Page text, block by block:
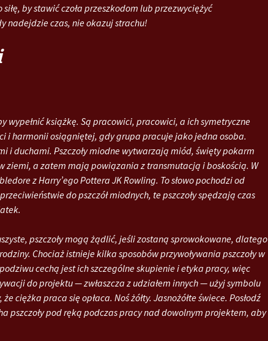
by stawić czoła przeszkodom lub przezwyciężyć
nadejdzie czas, nie okazuj strachu!
wypełnić książkę. Są pracowici, pracowici, a ich symetryczne
i harmonii osiągniętej, gdy grupa pracuje jako jedna osoba.
i duchami. Pszczoły miodne wytwarzają miód, święty pokarm
ziemi, a zatem mają powiązania z transmutacją i boskością. W
z Harry’ego Pottera JK Rowling. To słowo pochodzi od
do pszczół miodnych, te pszczoły spędzają czas
pszczoły mogą żądlić, jeśli zostaną sprowokowane, dlatego
Chociaż istnieje kilka sposobów przywoływania pszczoły w
cechą jest ich szczególne skupienie i etyka pracy, więc
do projektu — zwłaszcza z udziałem innych — użyj symbolu
ciężka praca się opłaca. Noś żółty. Jasnożółte świece. Posłodź
pszczoły pod ręką podczas pracy nad dowolnym projektem, aby